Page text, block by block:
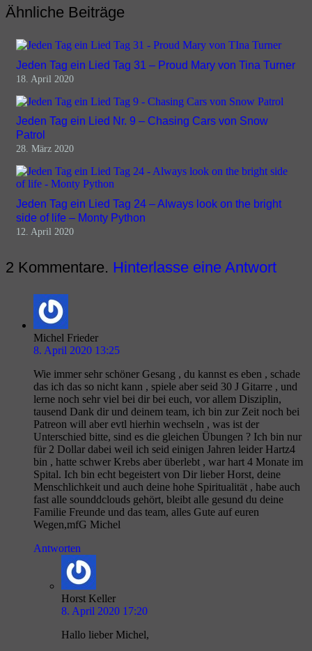
Ähnliche Beiträge
Jeden Tag ein Lied Tag 31 – Proud Mary von Tina Turner
18. April 2020
Jeden Tag ein Lied Nr. 9 – Chasing Cars von Snow
Patrol
28. März 2020
Jeden Tag ein Lied Tag 24 – Always look on the bright
side of life – Monty Python
12. April 2020
2 Kommentare. Hinterlasse eine Antwort
Michel Frieder
8. April 2020 13:25
Wie immer sehr schöner Gesang , du kannst es eben , schade
das ich das so nicht kann , spiele aber seid 30 J Gitarre , und
lerne noch sehr viel bei dir bei euch, vor allem Disziplin,
tausend Dank dir und deinem team, ich bin zur Zeit noch bei
Patreon will aber evtl hierhin wechseln , was ist der
Unterschied bitte, sind es die gleichen Übungen ? Ich bin nur
für 2 Dollar dabei weil ich seid einigen Jahren leider Hartz4
bin , hatte schwer Krebs aber überlebt , war hart 4 Monate im
Spital. Ich bin echt begeistert von Dir lieber Horst, deine
Menschlichkeit und auch deine hohe Spiritualität , habe auch
fast alle sounddclouds gehört, bleibt alle gesund du deine
Familie Freunde und das team, alles Gute auf euren
Wegen,mfG Michel
Antworten
Horst Keller
8. April 2020 17:20
Hallo lieber Michel,